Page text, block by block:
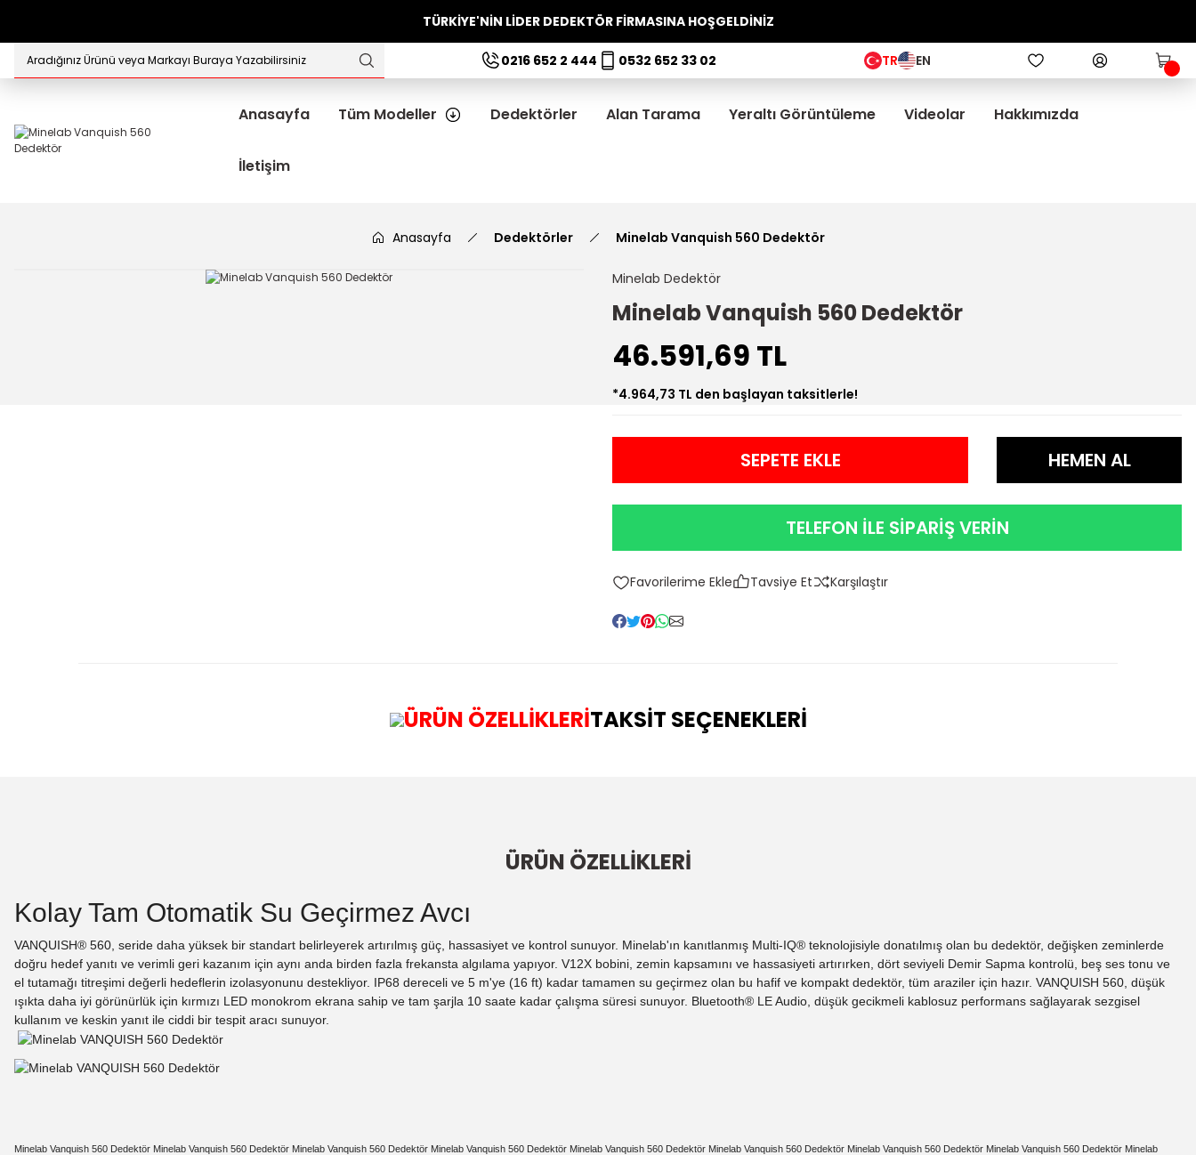
TÜRKİYE'NİN LİDER DEDEKTÖR FİRMASINA HOŞGELDİNİZ
0216 652 2 444 0532 652 33 02 TR EN
Anasayfa Tüm Modeller Dedektörler Alan Tarama Yeraltı Görüntüleme Videolar Hakkımızda
İletişim
Anasayfa Dedektörler Minelab Vanquish 560 Dedektör
Minelab Dedektör
Minelab Vanquish 560 Dedektör
46.591,69 TL
*4.964,73 TL den başlayan taksitlerle!
SEPETE EKLE HEMEN AL
TELEFON İLE SİPARİŞ VERİN
Tavsiye Et Karşılaştır
ÜRÜN ÖZELLİKLERİTAKSİT SEÇENEKLERİ
ÜRÜN ÖZELLİKLERİ
Kolay Tam Otomatik Su Geçirmez Avcı
VANQUISH® 560, seride daha yüksek bir standart belirleyerek artırılmış güç, hassasiyet ve kontrol sunuyor. Minelab'ın kanıtlanmış Multi-IQ® teknolojisiyle donatılmış olan bu dedektör, değişken zeminlerde
doğru hedef yanıtı ve verimli geri kazanım için aynı anda birden fazla frekansta algılama yapıyor. V12X bobini, zemin kapsamını ve hassasiyeti artırırken, dört seviyeli Demir Sapma kontrolü, beş ses tonu ve
el tutamağı titreşimi değerli hedeflerin izolasyonunu destekliyor. IP68 dereceli ve 5 m'ye (16 ft) kadar tamamen su geçirmez olan bu hafif ve kompakt dedektör, tüm araziler için hazır. VANQUISH 560, düşük
ışıkta daha iyi görünürlük için kırmızı LED monokrom ekrana sahip ve tam şarjla 10 saate kadar çalışma süresi sunuyor. Bluetooth® LE Audio, düşük gecikmeli kablosuz performans sağlayarak sezgisel
kullanım ve keskin yanıt ile ciddi bir tespit aracı sunuyor.
Minelab Vanquish 560 Dedektör Minelab Vanquish 560 Dedektör Minelab Vanquish 560 Dedektör Minelab Vanquish 560 Dedektör Minelab Vanquish 560 Dedektör Minelab Vanquish 560 Dedektör Minelab Vanquish 560 Dedektör Minelab Vanquish 560 Dedektör Minelab